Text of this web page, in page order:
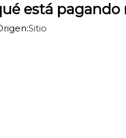
está pagando
Sitio